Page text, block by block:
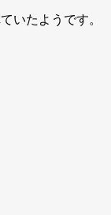
いたようです。